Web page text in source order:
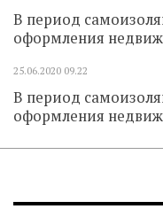
В период
оформления
25.06.2020 09.22
В период
оформления